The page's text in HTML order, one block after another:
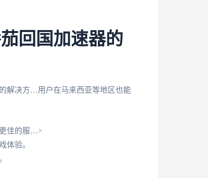
回国加速器的
解决方…用户在马来西亚等地区也能
佳的服…>
体验。